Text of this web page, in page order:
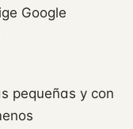
Google
pequeñas y con